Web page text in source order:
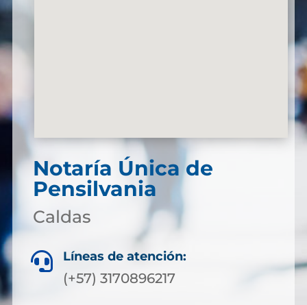
Notaría Única de
Pensilvania
Caldas
 Líneas de atención:
(+57) 3170896217